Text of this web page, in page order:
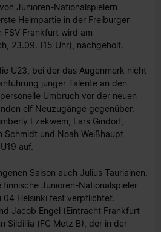
Junioren-Nationalspielern
Heimpartie in der Freiburger
FSV Frankfurt wird am
23.09. (15 Uhr), nachgeholt.
U23, bei der das Augenmerk nicht
junger Talente an den
Umbruch vor der neuen
elf Neuzugänge gegenüber.
Ezekwem, Lars Gindorf,
Schmidt und Noah Weißhaupt
auf.
Saison auch Julius Tauriainen.
finnische Junioren-Nationalspieler
04 Helsinki fest verpflichtet.
Jacob Engel (Eintracht Frankfurt
Sildillia (FC Metz B), der in der